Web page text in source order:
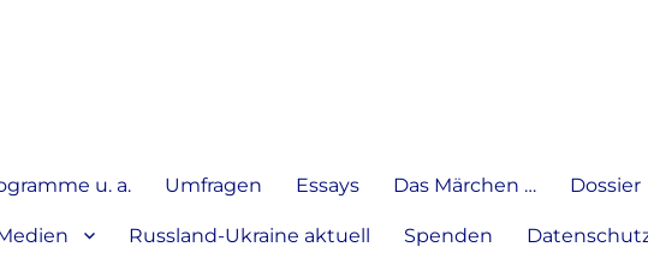
u. a. Umfragen Essays Das Märchen … Dossier
Russland-Ukraine aktuell Spenden